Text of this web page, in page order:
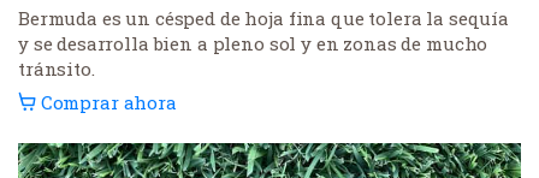
Bermuda es un césped de hoja fina que tolera la sequía
y se desarrolla bien a pleno sol y en zonas de mucho
tránsito.
Comprar ahora